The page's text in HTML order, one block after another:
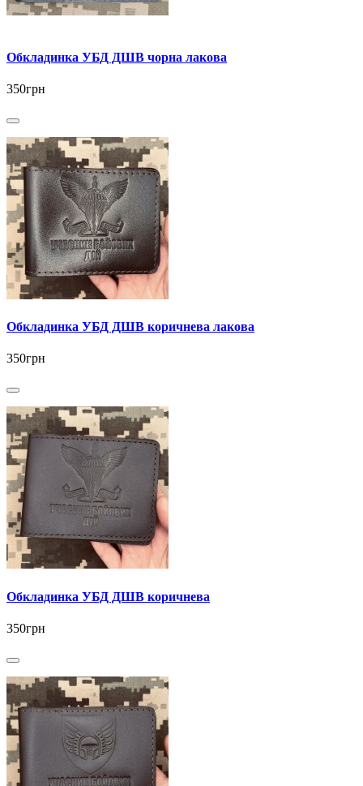
Обкладинка УБД ДШВ чорна лакова
350грн
Обкладинка УБД ДШВ коричнева лакова
350грн
Обкладинка УБД ДШВ коричнева
350грн